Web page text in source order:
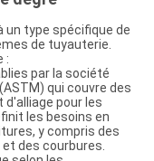
un type spécifique de
de tuyauterie.
:
par la société
qui couvre des
pour les
les besoins en
y compris des
des courbures.